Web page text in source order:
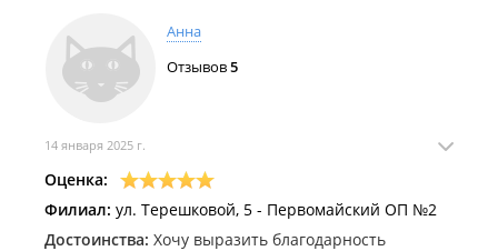
Анна
Отзывов5
14 января 2025 г.
Оценка:
Филиал: ул. Терешковой, 5 - Первомайский ОП №2
Достоинства: Хочу выразить благодарность